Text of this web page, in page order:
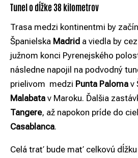
Tunel o dĺžke 38 kilometrov
Trasa medzi kontinentmi by
Španielska Madrid a viedla by
južnom konci Pyrenejského
následne napojil na podvodný
prielivom medzi Punta Paloma v
Malabata v Maroku. Ďalšia
Tangere, až napokon príde do
Casablanca.
Celá trať bude mať celkovú dĺžku